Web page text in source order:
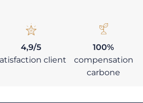
4,9/5
client
100%
compensation
carbone